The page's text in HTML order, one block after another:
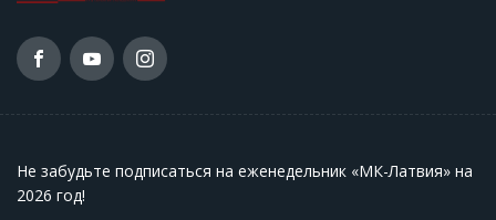
Не забудьте подписаться на еженедельник «МК-Латвия» на
2026 год!